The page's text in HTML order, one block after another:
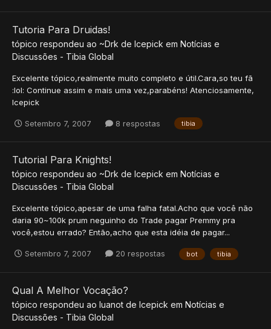
Tutoria Para Druidas!
tópico respondeu ao ~Drk de Icepick em Notícias e
Discussões - Tibia Global
Excelente tópico,realmente muito completo e útil.Cara,so teu fã
:lol: Continue assim e mais uma vez,parabéns! Atenciosamente,
Icepick
Setembro 7, 2007 8 respostas tibia
Tutorial Para Knights!
tópico respondeu ao ~Drk de Icepick em Notícias e
Discussões - Tibia Global
Excelente tópico,apesar de uma falha fatal.Acho que você não
daria 90~100k prum neguinho do Trade pagar Premmy pra
você,estou errado? Então,acho que esta idéia de pagar...
Setembro 7, 2007 20 respostas bot tibia
Qual A Melhor Vocação?
tópico respondeu ao luanot de Icepick em Notícias e
Discussões - Tibia Global